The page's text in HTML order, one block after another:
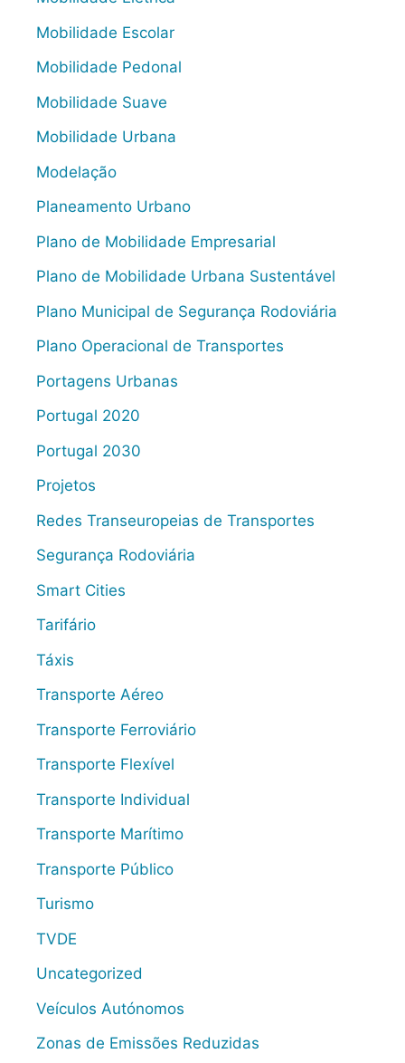
Mobilidade Escolar
Mobilidade Pedonal
Mobilidade Suave
Mobilidade Urbana
Modelação
Planeamento Urbano
Plano de Mobilidade Empresarial
Plano de Mobilidade Urbana Sustentável
Plano Municipal de Segurança Rodoviária
Plano Operacional de Transportes
Portagens Urbanas
Portugal 2020
Portugal 2030
Projetos
Redes Transeuropeias de Transportes
Segurança Rodoviária
Smart Cities
Tarifário
Táxis
Transporte Aéreo
Transporte Ferroviário
Transporte Flexível
Transporte Individual
Transporte Marítimo
Transporte Público
Turismo
TVDE
Uncategorized
Veículos Autónomos
Zonas de Emissões Reduzidas